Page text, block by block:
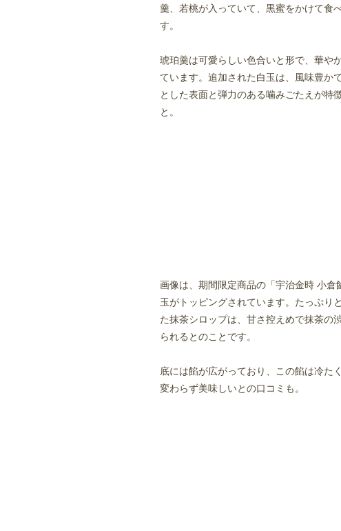
羹、若桃が入っていて、黒蜜をかけて食
す。
琥珀羹は可愛らしい色合いと形で、華や
ています。追加された白玉は、風味豊か
とした表面と弾力のある噛みごたえが特
と。
画像は、期間限定商品の「宇治金時 小倉
玉がトッピングされています。たっぷり
た抹茶シロップは、甘さ控えめで抹茶の
られるとのことです。
底には餡が広がっており、この餡は冷た
変わらず美味しいとの口コミも。